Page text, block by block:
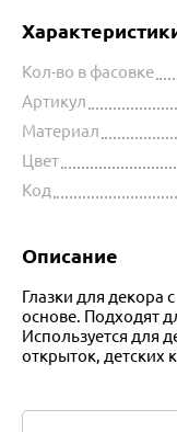
Кол-во в фасовке
Артикул
Материал
Цвет
Код
Описание
Глазки для декора
основе. Подходят
Используется для
открыток, детских